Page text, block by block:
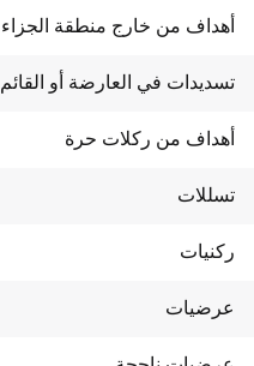
أهداف من خارج منطقة الجزاء
تسديدات في العارضة أو القائم
أهداف من ركلات حرة
تسللات
ركنيات
عرضيات